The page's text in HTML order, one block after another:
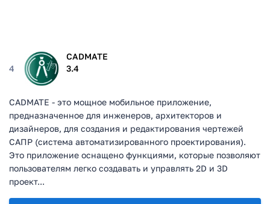
4
CADMATE
3.4
CADMATE - это мощное мобильное приложение,
предназначенное для инженеров, архитекторов и
дизайнеров, для создания и редактирования чертежей
САПР (система автоматизированного проектирования).
Это приложение оснащено функциями, которые позволяют
пользователям легко создавать и управлять 2D и 3D
проект...